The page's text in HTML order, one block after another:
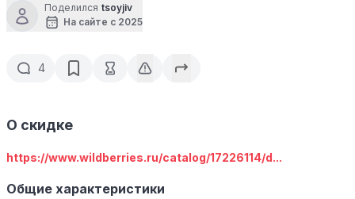
Поделился tsoyjiv
На сайте с 2025
4
О скидке
https://www.wildberries.ru/catalog/17226114/d...
Общие характеристики